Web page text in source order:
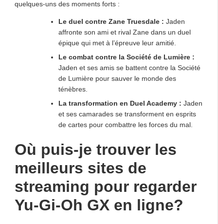
quelques-uns des moments forts :
Le duel contre Zane Truesdale : Jaden
affronte son ami et rival Zane dans un duel
épique qui met à l’épreuve leur amitié.
Le combat contre la Société de Lumière :
Jaden et ses amis se battent contre la Société
de Lumière pour sauver le monde des
ténèbres.
La transformation en Duel Academy : Jaden
et ses camarades se transforment en esprits
de cartes pour combattre les forces du mal.
Où puis-je trouver les
meilleurs sites de
streaming pour regarder
Yu-Gi-Oh GX en ligne?